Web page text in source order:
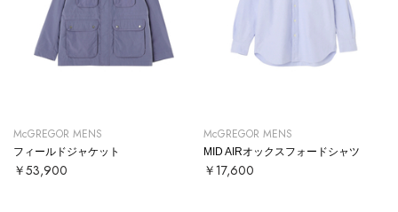
McGREGOR MENS
フィールドジャケット
￥53,900
McGREGOR MENS
MID AIRオックスフォードシャツ
￥17,600